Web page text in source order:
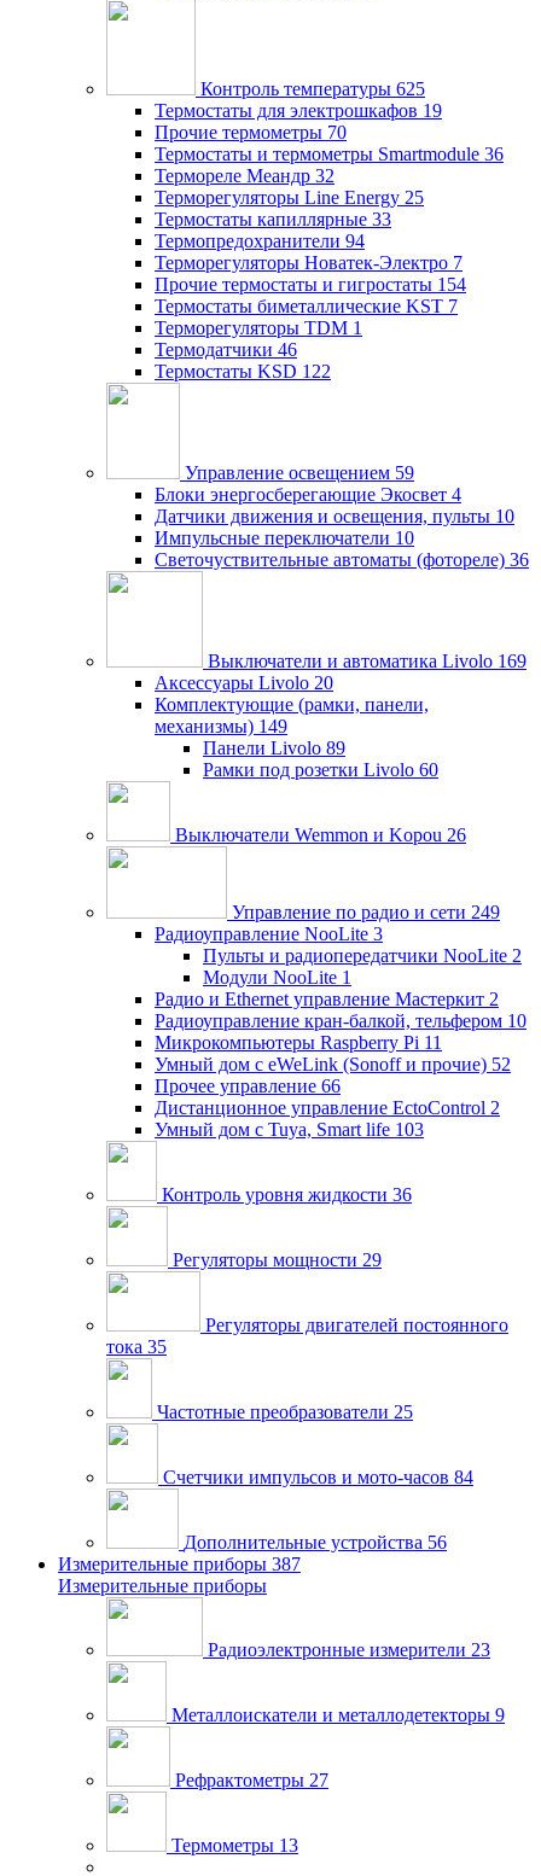
Контроль температуры 625
Термостаты для электрошкафов 19
Прочие термометры 70
Термостаты и термометры Smartmodule 36
Термореле Меандр 32
Терморегуляторы Line Energy 25
Термостаты капиллярные 33
Термопредохранители 94
Терморегуляторы Новатек-Электро 7
Прочие термостаты и гигростаты 154
Термостаты биметаллические KST 7
Терморегуляторы TDM 1
Термодатчики 46
Термостаты KSD 122
Управление освещением 59
Блоки энергосберегающие Экосвет 4
Датчики движения и освещения, пульты 10
Импульсные переключатели 10
Светочуствительные автоматы (фотореле) 36
Выключатели и автоматика Livolo 169
Аксессуары Livolo 20
Комплектующие (рамки, панели,
механизмы) 149
Панели Livolo 89
Рамки под розетки Livolo 60
Выключатели Wemmon и Kopou 26
Управление по радио и сети 249
Радиоуправление NooLite 3
Пульты и радиопередатчики NooLite 2
Модули NooLite 1
Радио и Ethernet управление Мастеркит 2
Радиоуправление кран-балкой, тельфером 10
Микрокомпьютеры Raspberry Pi 11
Умный дом c eWeLink (Sonoff и прочие) 52
Прочее управление 66
Дистанционное управление EctoControl 2
Умный дом с Tuya, Smart life 103
Контроль уровня жидкости 36
Регуляторы мощности 29
Регуляторы двигателей постоянного
тока 35
Частотные преобразователи 25
Счетчики импульсов и мото-часов 84
Дополнительные устройства 56
Измерительные приборы 387
Измерительные приборы
Радиоэлектронные измерители 23
Металлоискатели и металлодетекторы 9
Рефрактометры 27
Термометры 13